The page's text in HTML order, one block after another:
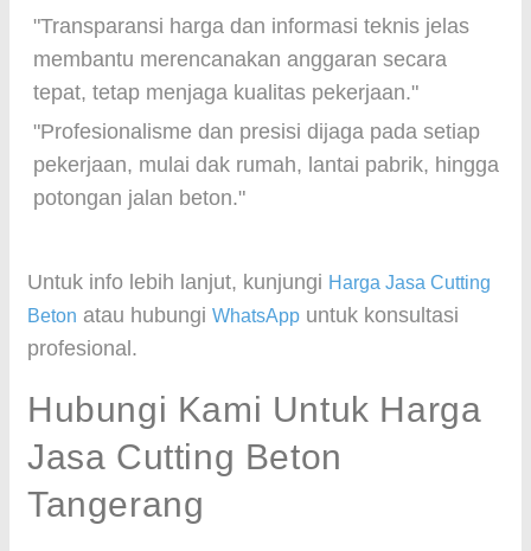
"Transparansi harga dan informasi teknis jelas
membantu merencanakan anggaran secara
tepat, tetap menjaga kualitas pekerjaan."
"Profesionalisme dan presisi dijaga pada setiap
pekerjaan, mulai dak rumah, lantai pabrik, hingga
potongan jalan beton."
Untuk info lebih lanjut, kunjungi Harga Jasa Cutting
Beton atau hubungi WhatsApp untuk konsultasi
profesional.
Hubungi Kami Untuk Harga
Jasa Cutting Beton
Tangerang